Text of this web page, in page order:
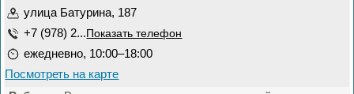
улица Батурина, 187
+7 (978) 2... Показать телефон
ежедневно, 10:00–18:00
Посмотреть на карте